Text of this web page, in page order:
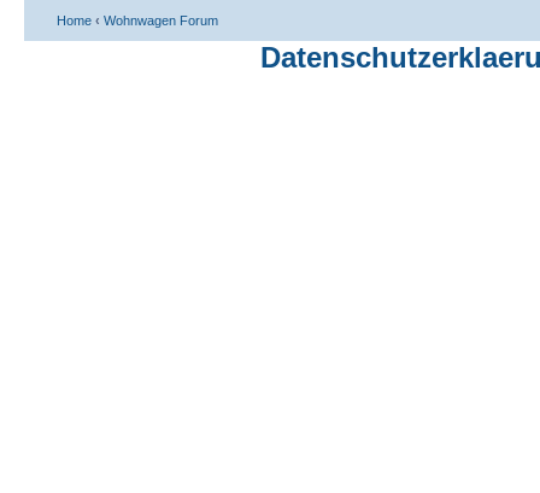
Home ‹ Wohnwagen Forum